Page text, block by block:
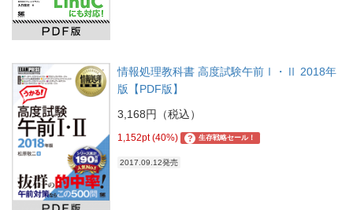
情報処理教科書 高度試験午前Ⅰ・Ⅱ 2018年
版【PDF版】
3,168円（税込）
1,152pt (40%) ? 生存戦略セール！
2017.09.12発売